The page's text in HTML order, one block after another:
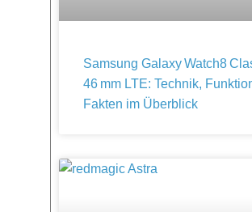
Samsung Galaxy Watch8
46 mm LTE: Technik,
Fakten im Überblick